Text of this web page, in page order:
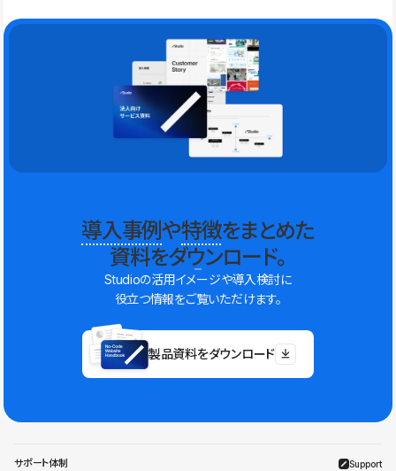
導入事例や特徴をまとめた
資料をダウンロード。
Studioの活用イメージや導入検討に
役立つ情報をご覧いただけます。
製品資料をダウンロード
サポート体制 Support